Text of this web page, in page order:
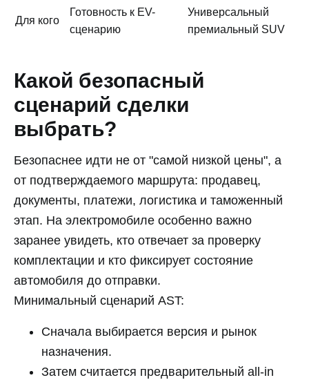
Для кого
Готовность к EV-
сценарию
Универсальный
премиальный SUV
Какой безопасный
сценарий сделки
выбрать?
Безопаснее идти не от "самой низкой цены", а
от подтверждаемого маршрута: продавец,
документы, платежи, логистика и таможенный
этап. На электромобиле особенно важно
заранее увидеть, кто отвечает за проверку
комплектации и кто фиксирует состояние
автомобиля до отправки.
Минимальный сценарий AST:
Сначала выбирается версия и рынок
назначения.
Затем считается предварительный all-in